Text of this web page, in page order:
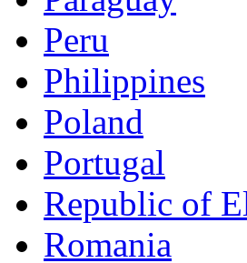
Peru
Philippines
Poland
Portugal
Republic of
Romania